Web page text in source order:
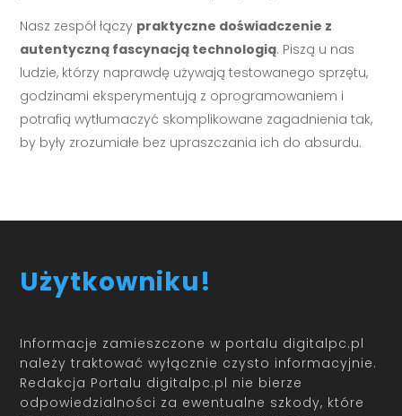
Nasz zespół łączy praktyczne doświadczenie z
autentyczną fascynacją technologią. Piszą u nas
ludzie, którzy naprawdę używają testowanego sprzętu,
godzinami eksperymentują z oprogramowaniem i
potrafią wytłumaczyć skomplikowane zagadnienia tak,
by były zrozumiałe bez upraszczania ich do absurdu.
Użytkowniku!
Informacje zamieszczone w portalu digitalpc.pl
należy traktować wyłącznie czysto informacyjnie.
Redakcja Portalu digitalpc.pl nie bierze
odpowiedzialności za ewentualne szkody, które